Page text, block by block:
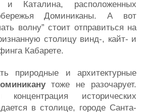
и Каталина, расположенных
Доминиканы. А вот
волну” стоит отправиться на
столицу винд-, кайт- и
Кабарете.
природные и архитектурные
тоже не разочарует.
исторических
в столице, городе Санта-